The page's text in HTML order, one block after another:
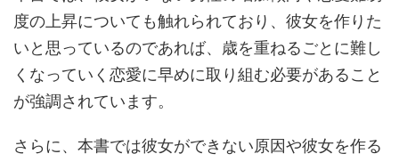
度の上昇についても触れられており、彼女を作りた
いと思っているのであれば、歳を重ねるごとに難し
くなっていく恋愛に早めに取り組む必要があること
が強調されています。
さらに、本書では彼女ができない原因や彼女を作る